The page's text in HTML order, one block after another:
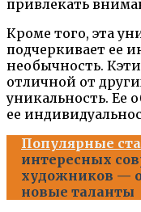
привлекать
Кроме того, эта
подчеркивает ее
необычность.
отличной от
уникальность. Ее
ее
Популярные
интересных
художников —
новые таланты